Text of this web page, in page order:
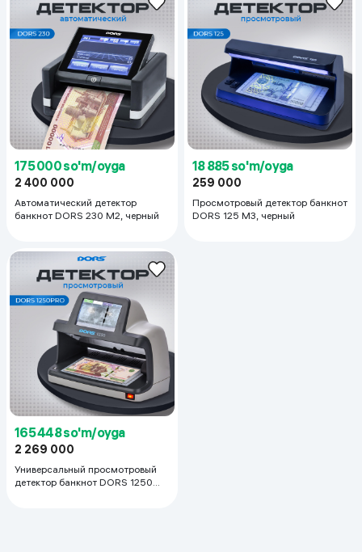
175 000 so'm/oyga
2 400 000
Автоматический детектор
банкнот DORS 230 M2, черный
18 885 so'm/oyga
259 000
Просмотровый детектор банкнот
DORS 125 M3, черный
165 448 so'm/oyga
2 269 000
Универсальный просмотровый
детектор банкнот DORS 1250